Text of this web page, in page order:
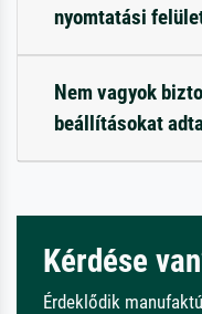
nyomtatási
Nem vagyok
beállításokat
Kérdése
Érdeklődik